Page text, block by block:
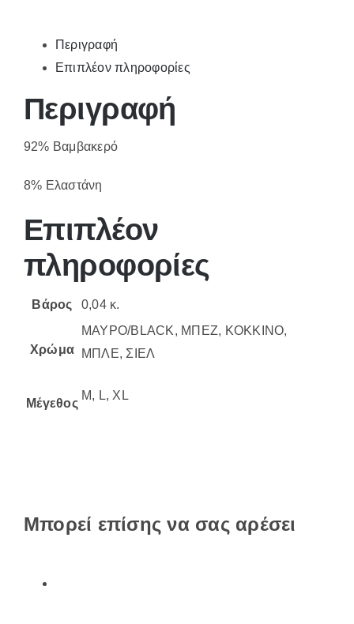
Περιγραφή
Επιπλέον πληροφορίες
Περιγραφή
92% Βαμβακερό
8% Ελαστάνη
Επιπλέον
πληροφορίες
Βάρος 0,04 κ.
Χρώμα
ΜΑΥΡΟ/BLACK, ΜΠΕΖ, ΚΟΚΚΙΝΟ,
ΜΠΛΕ, ΣΙΕΛ
Μέγεθος
M, L, XL
Μπορεί επίσης να σας αρέσει